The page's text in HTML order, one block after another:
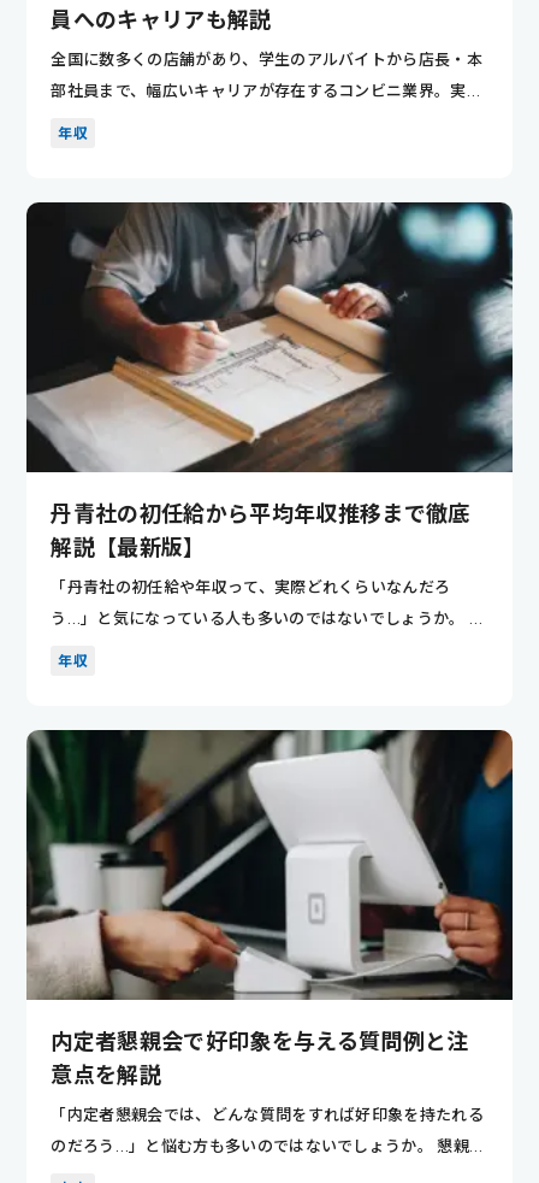
員へのキャリアも解説
全国に数多くの店舗があり、学生のアルバイトから店長・本
部社員まで、幅広いキャリアが存在するコンビニ業界。実
は、勤務形態や...
年収
丹青社の初任給から平均年収推移まで徹底
解説【最新版】
「丹青社の初任給や年収って、実際どれくらいなんだろ
う…」と気になっている人も多いのではないでしょうか。 空
間デザインや展...
年収
内定者懇親会で好印象を与える質問例と注
意点を解説
「内定者懇親会では、どんな質問をすれば好印象を持たれる
のだろう…」と悩む方も多いのではないでしょうか。 懇親会
は、内定後...